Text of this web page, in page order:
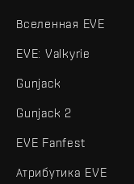
Вселенная EVE
EVE: Valkyrie
Gunjack
Gunjack 2
EVE Fanfest
Атрибутика EVE